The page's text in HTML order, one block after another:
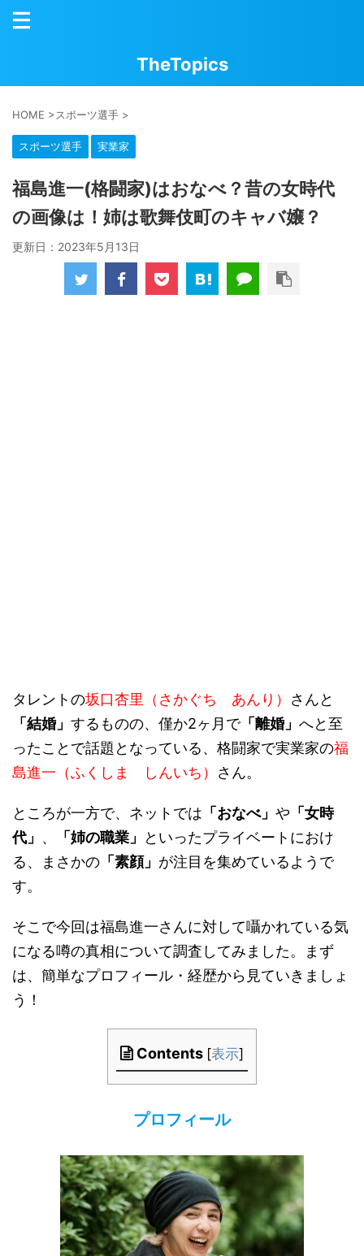
TheTopics
HOME >スポーツ選手 >
スポーツ選手 実業家
福島進一(格闘家)はおなべ？昔の女時代
の画像は！姉は歌舞伎町のキャバ嬢？
更新日： 2023年5月13日
タレントの坂口杏里（さかぐち あんり） さんと
「結婚」 するものの、僅か2ヶ月で「離婚」 へと至
ったことで話題となっている、格闘家で実業家の福
島進一（ふくしま しんいち） さん。
ところが一方で、ネットでは 「おなべ」 や 「女時
代」 、 「姉の職業」
といったプライベートにおけ
る、まさかの 「素顔」 が注目を集めているようで
す。
そこで今回は福島進一さんに対して囁かれている気
になる噂の真相について調査してみました。まず
は、簡単なプロフィール・経歴から見ていきましょ
う！
Contents [表示]
プロフィール